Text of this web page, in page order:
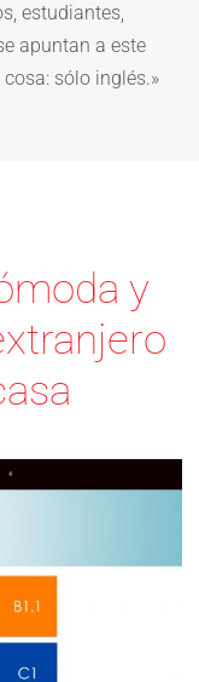
estudiantes,
apuntan a este
sólo inglés.»
y